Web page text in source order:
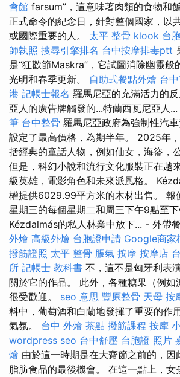
會館 farsum”，這意味著肉類的食物和
正式命令的紀念日，針對整個國家，以
或國際重要的人。 太平 整骨 klook 台
師執照 搜尋引擎排名 台中按摩排毒ptt
是“狂歡節Maskra”，它試圖消除幽靈般
光明和春季更新。 自助式餐點外燴 台
港 記帳士報名 羅馬尼亞的充滿活力的
亞人的廣告牌觸發的...特蘭西瓦尼亞人...
筆 台中整骨 羅馬尼亞政府為強制性汽
設定了最高價格，為期半年。 2025年
括經典的童話人物，例如仙女，海盜，
但是，科幻小說和流行文化服裝正在越
級英雄，電影角色和未來派風格。
權提供6029.99平方米的木材出售。 報
星期三的每個星期二和周三下午9點至
Kézdalmás的私人林業中放下... - 外帶
外燴 高級外燴 台胞證申請 Google商家
撥筋證照 太平 整骨 脹氣 按摩 按摩店
所 記帳士 教科書 不，這不是匈牙利表
關於它的作品。 此外，各種糖果（例如
很受歡迎。 seo 意思 豐原整骨 天母 按
料中，葡萄酒和白蘭地發揮了重要的作
氣氛。 台中 外燴 茶點 撥筋課程 按摩
wordpress seo 台中舒壓 台胞證 照片
燴 由於這一時期是在大齋節之前的，因
脂肪食品的最後機會。 在這一點上，女